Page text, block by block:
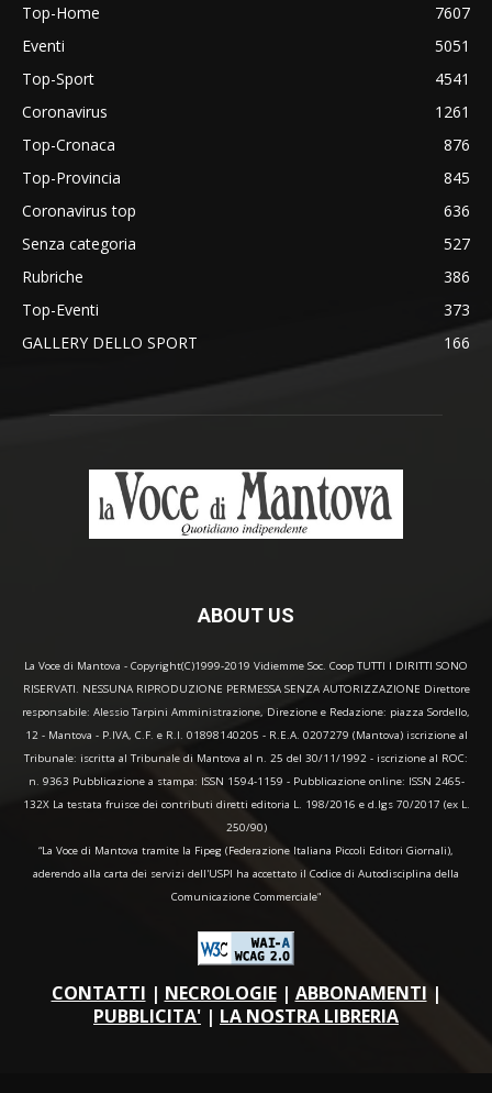
Top-Home
7607
Eventi
5051
Top-Sport
4541
Coronavirus
1261
Top-Cronaca
876
Top-Provincia
845
Coronavirus top
636
Senza categoria
527
Rubriche
386
Top-Eventi
373
GALLERY DELLO SPORT
166
ABOUT US
La Voce di Mantova - Copyright(C)1999-2019 Vidiemme Soc. Coop TUTTI I DIRITTI SONO
RISERVATI. NESSUNA RIPRODUZIONE PERMESSA SENZA AUTORIZZAZIONE Direttore
responsabile: Alessio Tarpini Amministrazione, Direzione e Redazione: piazza Sordello,
12 - Mantova - P.IVA, C.F. e R.I. 01898140205 - R.E.A. 0207279 (Mantova) iscrizione al
Tribunale: iscritta al Tribunale di Mantova al n. 25 del 30/11/1992 - iscrizione al ROC:
n. 9363 Pubblicazione a stampa: ISSN 1594-1159 - Pubblicazione online: ISSN 2465-
132X La testata fruisce dei contributi diretti editoria L. 198/2016 e d.lgs 70/2017 (ex L.
250/90)
“La Voce di Mantova tramite la Fipeg (Federazione Italiana Piccoli Editori Giornali),
aderendo alla carta dei servizi dell'USPI ha accettato il Codice di Autodisciplina della
Comunicazione Commerciale"
CONTATTI | NECROLOGIE| ABBONAMENTI |
PUBBLICITA' | LA NOSTRA LIBRERIA